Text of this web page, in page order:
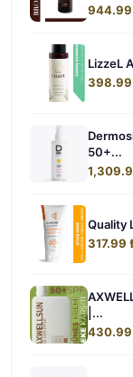
944.99
LizzeL
398.99
50+...
Quality
317.99
|...
430.99